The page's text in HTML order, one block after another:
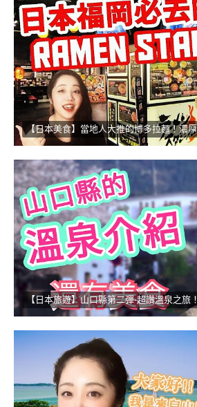
【日本旅遊】山口縣第二彈-超讚溫泉之旅！